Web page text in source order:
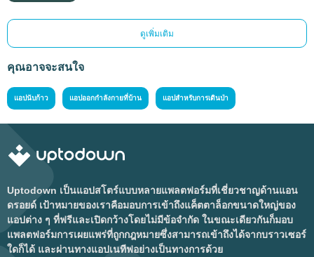
ดูเพิ่มเติม
คุณอาจจะสนใจ
แอปนับก้าว แอปออกกำลังกายที่บ้าน แอปสำหรับการเดินป่า
Uptodown เป็นแอปสโตร์แบบหลายแพลตฟอร์มที่เชี่ยวชาญด้านแอน
ดรอยด์ เป้าหมายของเราคือมอบการเข้าถึงแค็ตตาล็อกขนาดใหญ่ของ
แอปต่าง ๆ ที่ฟรีและเปิดกว้างโดยไม่มีข้อจำกัด ในขณะเดียวกันก็มอบ
แพลตฟอร์มการเผยแพร่ที่ถูกกฎหมายซึ่งสามารถเข้าถึงได้จากบราวเซอร์
ใดก็ได้ และผ่านทางแอปเนทีฟอย่างเป็นทางการด้วย